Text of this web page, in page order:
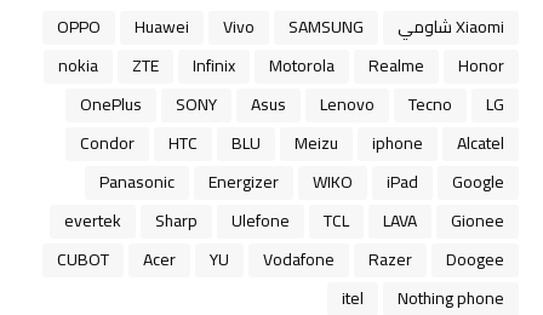
Xiaomi شاومي SAMSUNG
Vivo
Huawei
OPPO
Honor
Realme
Motorola
Infinix
ZTE
nokia
LG
Tecno
Lenovo
Asus
SONY
OnePlus
Alcatel
iphone
Meizu
BLU
HTC
Condor
Google
iPad
WIKO
Energizer
Panasonic
Gionee
LAVA
TCL
Ulefone
Sharp
evertek
Doogee
Razer
Vodafone
YU
Acer
CUBOT
Nothing phone
itel